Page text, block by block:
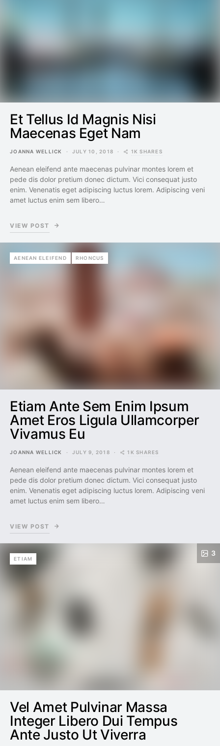
Et Tellus Id Magnis Nisi
Maecenas Eget Nam
JOANNA WELLICK JULY 10, 2018 1K SHARES
Aenean eleifend ante maecenas pulvinar montes lorem et
pede dis dolor pretium donec dictum. Vici consequat justo
enim. Venenatis eget adipiscing luctus lorem. Adipiscing veni
amet luctus enim sem libero…
VIEW POST
AENEAN ELEIFEND RHONCUS
Etiam Ante Sem Enim Ipsum
Amet Eros Ligula Ullamcorper
Vivamus Eu
JOANNA WELLICK JULY 9, 2018 1K SHARES
Aenean eleifend ante maecenas pulvinar montes lorem et
pede dis dolor pretium donec dictum. Vici consequat justo
enim. Venenatis eget adipiscing luctus lorem. Adipiscing veni
amet luctus enim sem libero…
VIEW POST
ETIAM
3
Vel Amet Pulvinar Massa
Integer Libero Dui Tempus
Ante Justo Ut Viverra